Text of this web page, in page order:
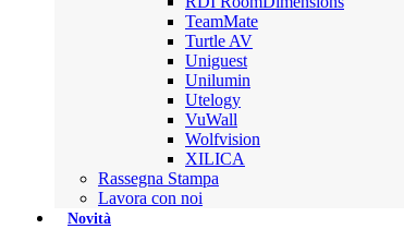
TeamMate
Turtle AV
Uniguest
Unilumin
Utelogy
VuWall
Wolfvision
XILICA
Rassegna Stampa
Lavora con noi
Novità